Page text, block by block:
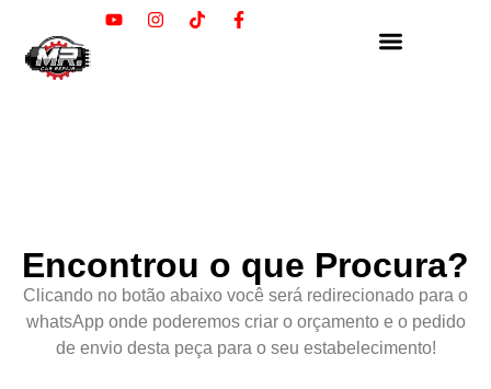
Encontrou o que Procura?
Clicando no botão abaixo você será redirecionado para o
whatsApp onde poderemos criar o orçamento e o pedido
de envio desta peça para o seu estabelecimento!